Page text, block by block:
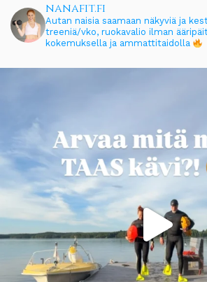
nanafit.fi
Autan naisia saamaan näkyviä ja
treeniä/vko, ruokavalio ilman
kokemuksella ja ammattitaidolla